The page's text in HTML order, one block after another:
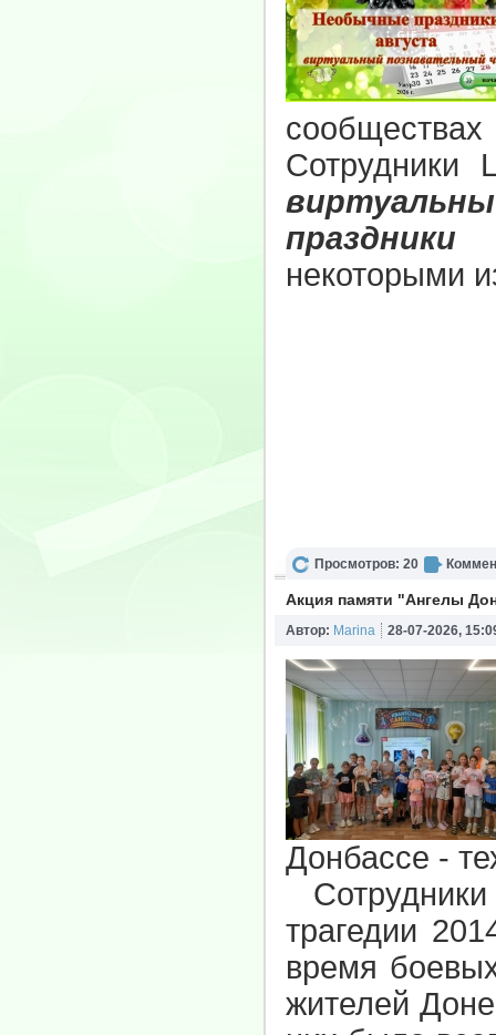
Сотрудники
праздники
некоторыми
Просмотров: 20
Акция памяти "Ангелы
Автор: Marina 28-07-2026,
Донбассе -
трагедии
время
жителей